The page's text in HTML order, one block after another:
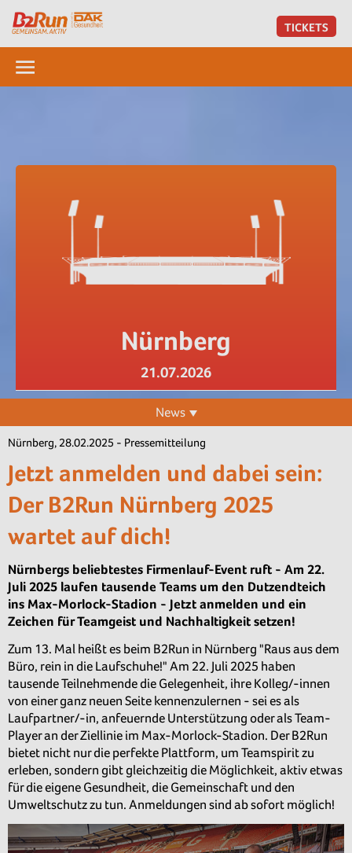
TICKETS
Nürnberg
21.07.2026
News
Nürnberg, 28.02.2025 - Pressemitteilung
Jetzt anmelden und dabei sein:
Der B2Run Nürnberg 2025
wartet auf dich!
Nürnbergs beliebtestes Firmenlauf-Event ruft - Am 22.
Juli 2025 laufen tausende Teams um den Dutzendteich
ins Max-Morlock-Stadion - Jetzt anmelden und ein
Zeichen für Teamgeist und Nachhaltigkeit setzen!
Zum 13. Mal heißt es beim B2Run in Nürnberg "Raus aus dem
Büro, rein in die Laufschuhe!" Am 22. Juli 2025 haben
tausende Teilnehmende die Gelegenheit, ihre Kolleg/-innen
von einer ganz neuen Seite kennenzulernen - sei es als
Laufpartner/-in, anfeuernde Unterstützung oder als Team-
Player an der Ziellinie im Max-Morlock-Stadion. Der B2Run
bietet nicht nur die perfekte Plattform, um Teamspirit zu
erleben, sondern gibt gleichzeitig die Möglichkeit, aktiv etwas
für die eigene Gesundheit, die Gemeinschaft und den
Umweltschutz zu tun. Anmeldungen sind ab sofort möglich!